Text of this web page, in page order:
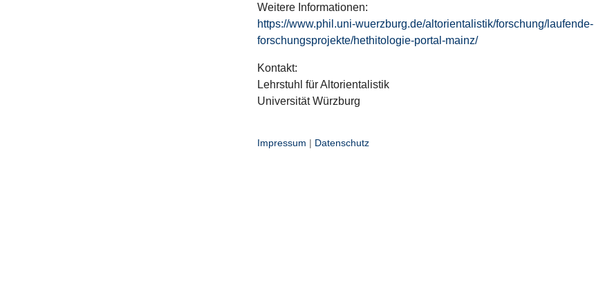
Weitere Informationen:
https://www.phil.uni-wuerzburg.de/altorientalistik/forschung/laufende-
forschungsprojekte/hethitologie-portal-mainz/
Kontakt:
Lehrstuhl für Altorientalistik
Universität Würzburg
Impressum | Datenschutz